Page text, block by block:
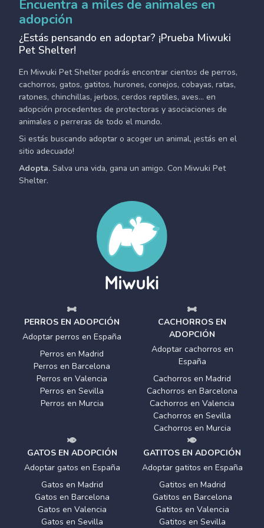
Encuentra a miles de animales en
adopción
¿Estás pensando en adoptar? ¡Prueba Miwuki
Pet Shelter!
En Miwuki Pet Shelter podrás encontrar cientos de perros,
cachorros, gatos, gatitos, hurones, conejos, cobayas, ratas,
ratones, chinchillas, jerbos, cerdos reptiles, aves... en
adopción procedentes de protectoras y asociaciones de
animales o perreras de todo el mundo.
Si estás buscando adoptar o acoger un animal, ¡estás en el
sitio adecuado!
Adopta. Salva una vida, gana un amigo. Con Miwuki Pet
Shelter.
PERROS EN ADOPCIÓN
Adoptar perros en España
Perros en Madrid
Perros en Barcelona
Perros en Valencia
Perros en Sevilla
Perros en Murcia
CACHORROS EN
ADOPCIÓN
Adoptar cachorros en
España
Cachorros en Madrid
Cachorros en Barcelona
Cachorros en Valencia
Cachorros en Sevilla
Cachorros en Murcia
GATOS EN ADOPCIÓN
Adoptar gatos en España
Gatos en Madrid
Gatos en Barcelona
Gatos en Valencia
Gatos en Sevilla
GATITOS EN ADOPCIÓN
Adoptar gatitos en España
Gatitos en Madrid
Gatitos en Barcelona
Gatitos en Valencia
Gatitos en Sevilla